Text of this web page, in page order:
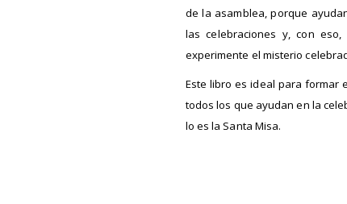
de la asamblea, porque
las celebraciones y, con
experimente el misterio
Este libro es ideal para formar
todos los que ayudan en la
lo es la Santa Misa.